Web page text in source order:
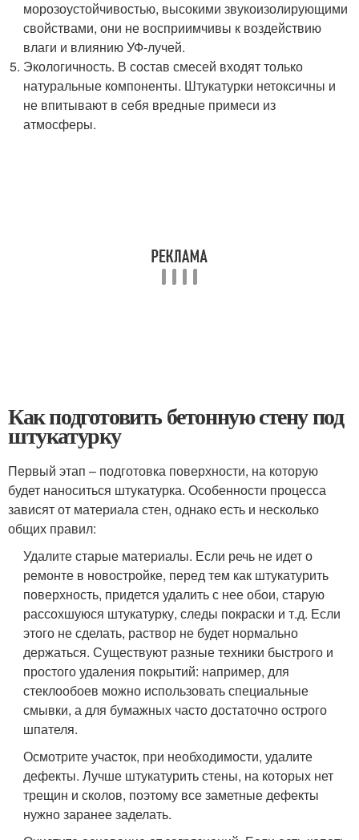
морозоустойчивостью, высокими звукоизолирующими
свойствами, они не восприимчивы к воздействию
влаги и влиянию УФ-лучей.
Экологичность. В состав смесей входят только
натуральные компоненты. Штукатурки нетоксичны и
не впитывают в себя вредные примеси из
атмосферы.
Как подготовить бетонную стену под
штукатурку
Первый этап – подготовка поверхности, на которую
будет наноситься штукатурка. Особенности процесса
зависят от материала стен, однако есть и несколько
общих правил:
Удалите старые материалы. Если речь не идет о
ремонте в новостройке, перед тем как штукатурить
поверхность, придется удалить с нее обои, старую
рассохшуюся штукатурку, следы покраски и т.д. Если
этого не сделать, раствор не будет нормально
держаться. Существуют разные техники быстрого и
простого удаления покрытий: например, для
стеклообоев можно использовать специальные
смывки, а для бумажных часто достаточно острого
шпателя.
Осмотрите участок, при необходимости, удалите
дефекты. Лучше штукатурить стены, на которых нет
трещин и сколов, поэтому все заметные дефекты
нужно заранее заделать.